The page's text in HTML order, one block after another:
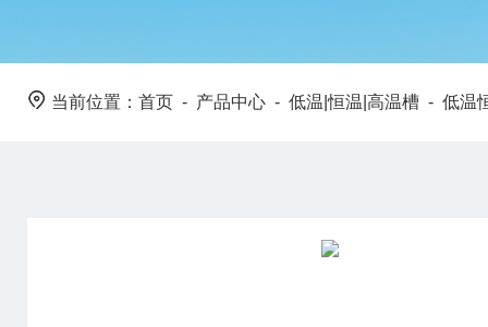
当前位置： 首页 - 产品中心 - 低温|恒温|高温槽 - 低温